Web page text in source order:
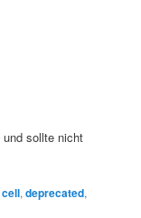
und sollte nicht
cell,deprecated,